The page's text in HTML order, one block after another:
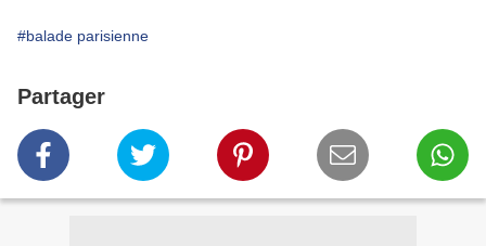
#balade parisienne
Partager